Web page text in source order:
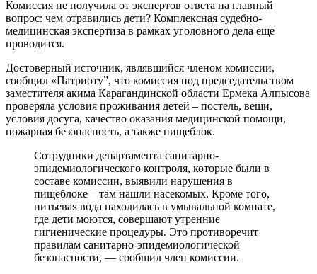
Комиссия не получила от экспертов ответа на главный
вопрос: чем отравились дети? Комплексная судебно-
медицинская экспертиза в рамках уголовного дела еще
проводится.
Достоверный источник, являвшийся членом комиссии,
сообщил «Патриоту”, что комиссия под председательством
заместителя акима Карагандинской области Ермека Алпысова
проверяла условия проживания детей – постель, вещи,
условия досуга, качество оказания медицинской помощи,
пожарная безопасность, а также пищеблок.
Сотрудники департамента санитарно-
эпидемиологического контроля, которые были в
составе комиссии, выявили нарушения в
пищеблоке – там нашли насекомых. Кроме того,
питьевая вода находилась в умывальной комнате,
где дети моются, совершают утренние
гигиенические процедуры. Это противоречит
правилам санитарно-эпидемиологической
безопасности, — сообщил член комиссии.